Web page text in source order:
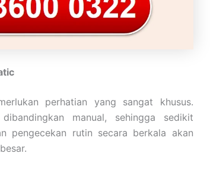
perhatian yang sangat khusus.
manual, sehingga sedikit
pengecekan rutin secara berkala akan